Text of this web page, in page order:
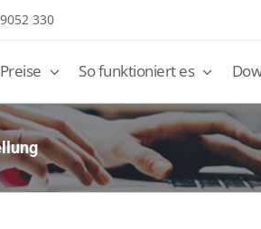
330
So funktioniert es